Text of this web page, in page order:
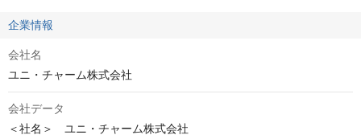
企業情報
会社名
ユニ・チャーム株式会社
会社データ
＜社名＞　ユニ・チャーム株式会社